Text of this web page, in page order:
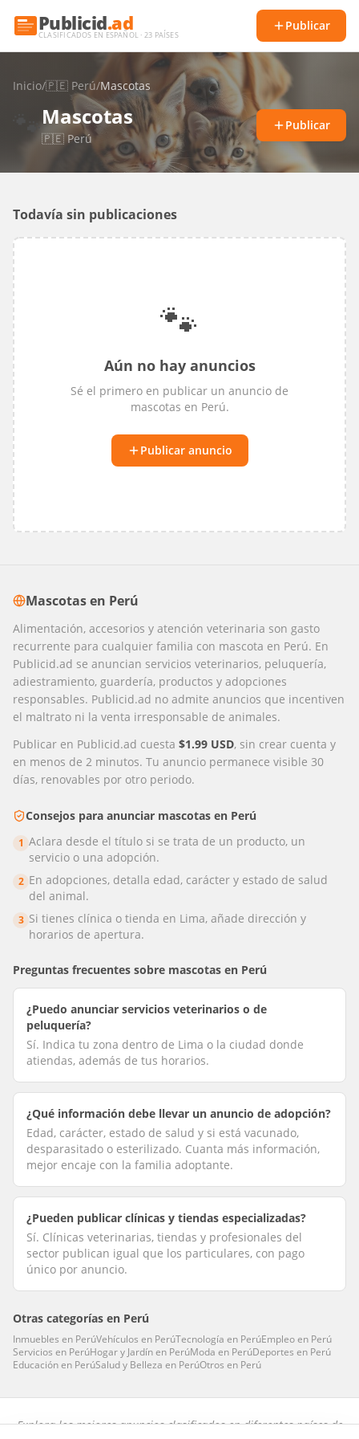
Publicid.ad
CLASIFICADOS EN ESPAÑOL · 23 PAÍSES
Publicar
Inicio/🇵🇪 Perú/Mascotas
🐾Mascotas
🇵🇪 Perú
Publicar
Todavía sin publicaciones
🐾
Aún no hay anuncios
Sé el primero en publicar un anuncio de
mascotas en Perú.
Publicar anuncio
Mascotasen Perú
Alimentación, accesorios y atención veterinaria son gasto
recurrente para cualquier familia con mascota en Perú. En
Publicid.ad se anuncian servicios veterinarios, peluquería,
adiestramiento, guardería, productos y adopciones
responsables. Publicid.ad no admite anuncios que incentiven
el maltrato ni la venta irresponsable de animales.
Publicar en Publicid.ad cuesta $1.99 USD, sin crear cuenta y
en menos de 2 minutos. Tu anuncio permanece visible 30
días, renovables por otro periodo.
Consejos para anunciar mascotas en Perú
1 Aclara desde el título si se trata de un producto, un
servicio o una adopción.
2 En adopciones, detalla edad, carácter y estado de salud
del animal.
3 Si tienes clínica o tienda en Lima, añade dirección y
horarios de apertura.
Preguntas frecuentes sobre mascotas en Perú
¿Puedo anunciar servicios veterinarios o de
peluquería?
Sí. Indica tu zona dentro de Lima o la ciudad donde
atiendas, además de tus horarios.
¿Qué información debe llevar un anuncio de adopción?
Edad, carácter, estado de salud y si está vacunado,
desparasitado o esterilizado. Cuanta más información,
mejor encaje con la familia adoptante.
¿Pueden publicar clínicas y tiendas especializadas?
Sí. Clínicas veterinarias, tiendas y profesionales del
sector publican igual que los particulares, con pago
único por anuncio.
Otras categorías en Perú
Inmuebles en PerúVehículos en PerúTecnología en PerúEmpleoen Perú
Servicios en PerúHogar y Jardínen PerúModa en PerúDeportes en Perú
Educaciónen PerúSalud y Belleza en PerúOtros en Perú
Explora los mejores anuncios clasificados en diferentes países de